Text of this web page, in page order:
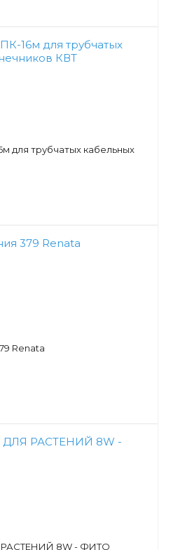
для трубчатых кабельных
Renata
8W - ФИТО